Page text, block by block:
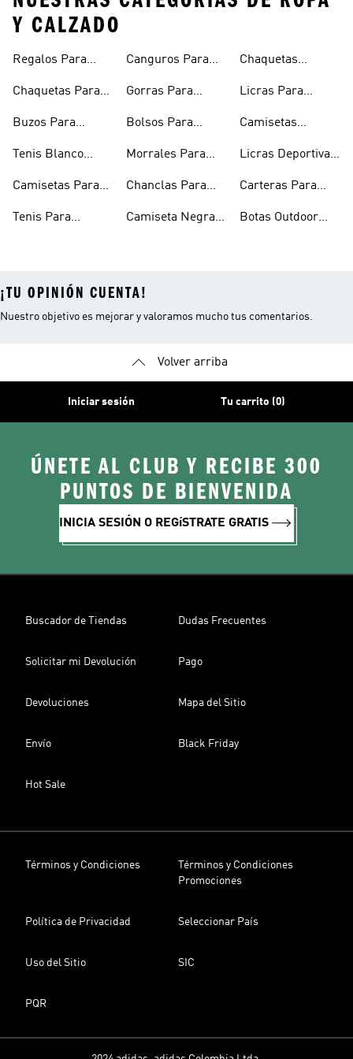
Y CALZADO
Regalos Para
Chaquetas Para
Buzos Para
Tenis Blanco
Camisetas Para
Tenis Para
Canguros Para
Gorras Para
Bolsos Para
Morrales Para
Chanclas Para
Camiseta Negra
Chaquetas
Hombre
Licras Para
Camisetas
Hombre
Licras Deportivas
Carteras Para
Botas Outdoor
¡TU OPINIÓN CUENTA!
Nuestro objetivo es mejorar y valoramos mucho tus comentarios.
Volver arriba
Iniciar sesión Tu carrito (0)
ÚNETE AL CLUB Y RECIBE 300
PUNTOS DE BIENVENIDA
INICIA SESIÓN O REGíSTRATE GRATIS
Buscador de Tiendas Dudas Frecuentes
Solicitar mi Devolución Pago
Devoluciones Mapa del Sitio
Envío Black Friday
Hot Sale
Términos y Condiciones
Términos y Condiciones
Promociones
Política de Privacidad Seleccionar País
Uso del Sitio SIC
PQR